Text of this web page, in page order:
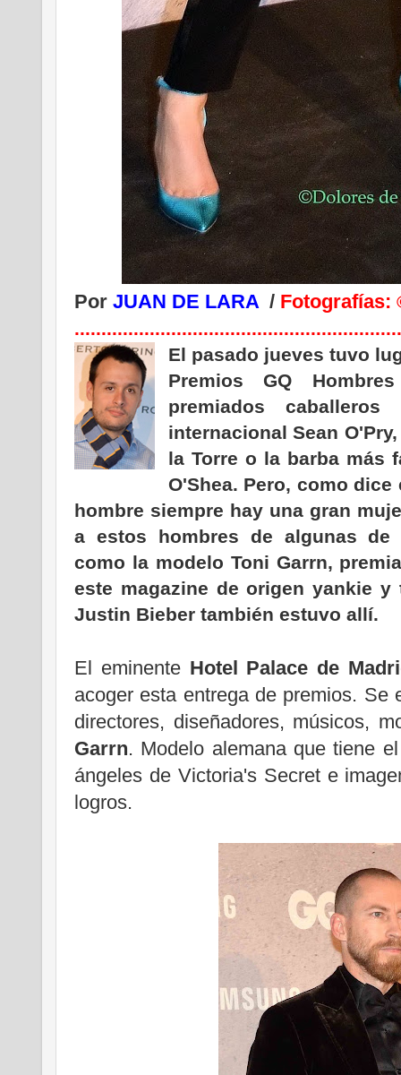
Por JUAN DE LARA / Fotografías:
El pasado jueves tuvo
Premios GQ
premiados
internacional Sean
la Torre o la barba más
O'Shea. Pero, como
hombre siempre hay una gran
a estos hombres de algunas de
como la modelo Toni Garrn,
este magazine de origen yankie
Justin Bieber también estuvo allí.
El eminente Hotel Palace de
acoger esta entrega de premios. Se
directores, diseñadores, músicos,
Garrn. Modelo alemana que tiene
ángeles de Victoria's Secret e
logros.